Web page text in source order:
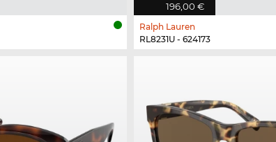
196,00 €
Ralph Lauren
RL8231U - 624173